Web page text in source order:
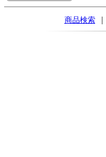
商品検索 |